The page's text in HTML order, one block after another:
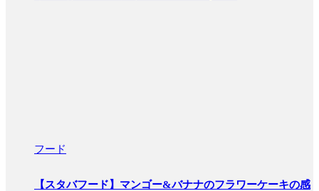
フード
【スタバフード】マンゴー&バナナのフラワーケーキの感